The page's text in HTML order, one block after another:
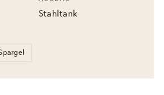
Stahltank